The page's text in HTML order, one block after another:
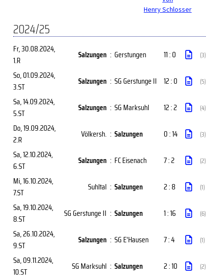
Henry Schlosser
2024/25
Fr, 30.08.2024,
1.R
Salzungen : Gerstungen 11 : 0 (3)
So, 01.09.2024,
3.ST
Salzungen : SG Gerstunge II 12 : 0 (5)
Sa, 14.09.2024,
5.ST
Salzungen : SG Marksuhl 12 : 2 (4)
Do, 19.09.2024,
2.R
Völkersh. : Salzungen 0 : 14 (3)
Sa, 12.10.2024,
6.ST
Salzungen : FC Eisenach 7 : 2 (2)
Mi, 16.10.2024,
7.ST
Suhltal : Salzungen 2 : 8 (1)
Sa, 19.10.2024,
8.ST
SG Gerstunge II : Salzungen 1 : 16 (6)
Sa, 26.10.2024,
9.ST
Salzungen : SG E'Hausen 7 : 4 (1)
Sa, 09.11.2024,
10.ST
SG Marksuhl : Salzungen 2 : 10 (2)